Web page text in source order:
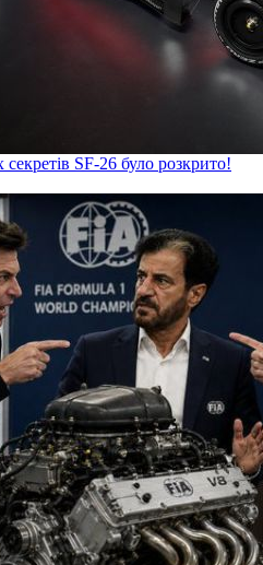
SF-26 було розкрито!